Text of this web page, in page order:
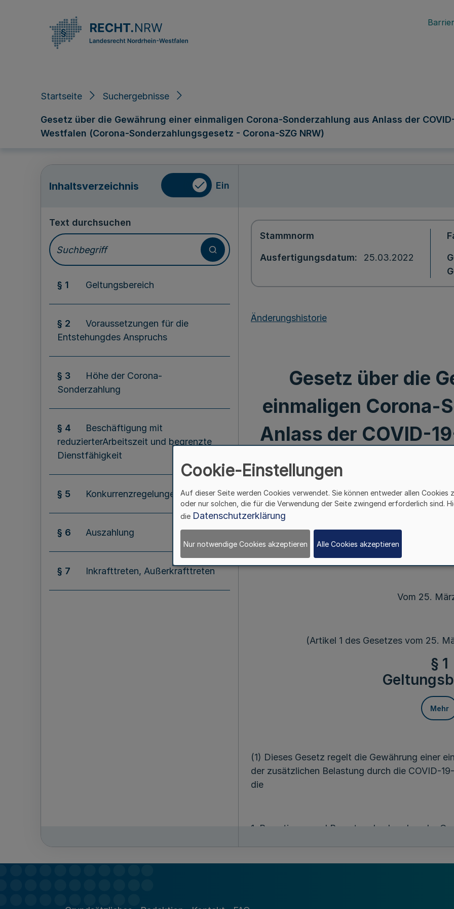
Startseite Suchergebnisse
Gesetz über die Gewährung einer einmaligen Corona-Sonderzahlung aus Anlass der
Westfalen (Corona-Sonderzahlungsgesetz - Corona-SZG NRW)
Inhaltsverzeichnis Ein
Text durchsuchen
§ 1 Geltungsbereich
§ 2
Voraussetzungen für die
Entstehungdes Anspruchs
§ 3
Höhe der Corona-
Sonderzahlung
§ 4
Beschäftigung mit
reduzierterArbeitszeit und begrenzte
Dienstfähigkeit
§ 5 Konkurrenzregelungen
§ 6 Auszahlung
§ 7 Inkrafttreten, Außerkrafttreten
Stammnorm
Ausfertigungsdatum 25.03.2022
Änderungshistorie
Gesetz über die
einmaligen Corona-
Anlass der COVID-
Land Nordrhein-
Vom 25.
(Artikel 1 des Gesetzes vom 25.
§ 1
Mehr
(1) Dieses Gesetz regelt die Gewährung einer
der zusätzlichen Belastung durch die COVID-
die
1. Beamtinnen und Beamten des Landes, der
Cookie-Einstellungen
Auf dieser Seite werden Cookies verwendet. Sie können entweder allen Cookies
oder nur solchen, die für die Verwendung der Seite zwingend erforderlich sind.
die Datenschutzerklärung
Nur notwendige Cookies akzeptieren Alle Cookies akzeptieren